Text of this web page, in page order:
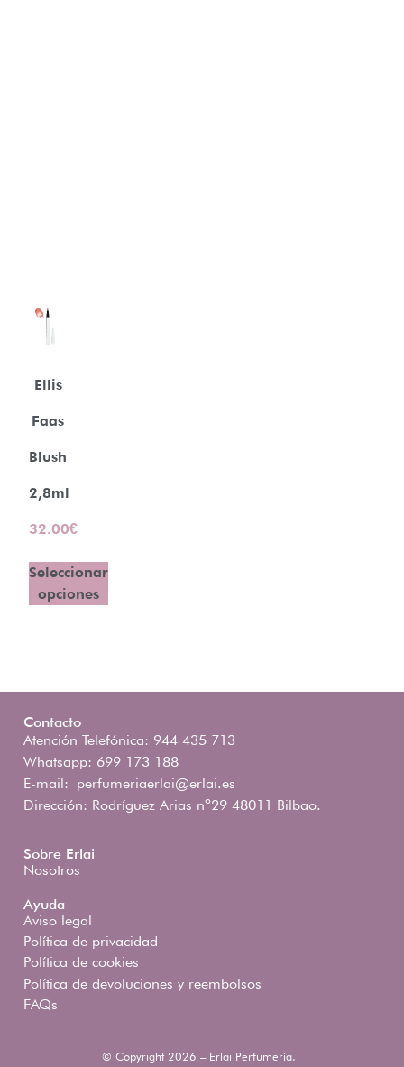
Ellis
Faas
Blush
2,8ml
32.00€
Seleccionar
opciones
Contacto
Atención Telefónica: 944 435 713
Whatsapp: 699 173 188
E-mail: perfumeriaerlai@erlai.es
Dirección: Rodríguez Arias nº29 48011 Bilbao.
Sobre Erlai
Nosotros
Ayuda
Aviso legal
Política de privacidad
Política de cookies
Política de devoluciones y reembolsos
FAQs
© Copyright 2026 – Erlai Perfumería.